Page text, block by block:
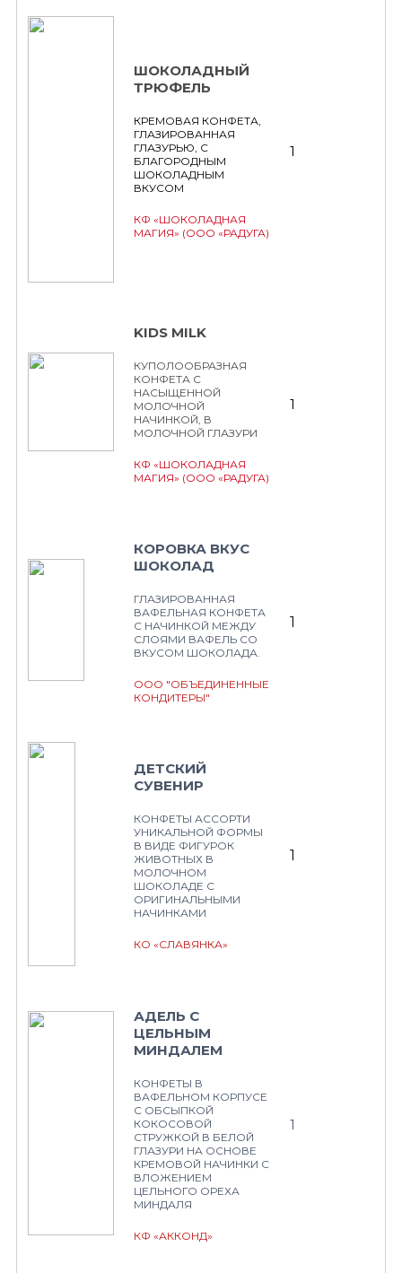
ШОКОЛАДНЫЙ
ТРЮФЕЛЬ
КРЕМОВАЯ КОНФЕТА,
ГЛАЗИРОВАННАЯ
ГЛАЗУРЬЮ, С
БЛАГОРОДНЫМ
ШОКОЛАДНЫМ
ВКУСОМ
КФ «ШОКОЛАДНАЯ
МАГИЯ» (ООО «РАДУГА)
1
KIDS MILK
КУПОЛООБРАЗНАЯ
КОНФЕТА С
НАСЫЩЕННОЙ
МОЛОЧНОЙ
НАЧИНКОЙ, В
МОЛОЧНОЙ ГЛАЗУРИ
КФ «ШОКОЛАДНАЯ
МАГИЯ» (ООО «РАДУГА)
1
КОРОВКА ВКУС
ШОКОЛАД
ГЛАЗИРОВАННАЯ
ВАФЕЛЬНАЯ КОНФЕТА
С НАЧИНКОЙ МЕЖДУ
СЛОЯМИ ВАФЕЛЬ СО
ВКУСОМ ШОКОЛАДА.
ООО "ОБЪЕДИНЕННЫЕ
КОНДИТЕРЫ"
1
ДЕТСКИЙ
СУВЕНИР
КОНФЕТЫ АССОРТИ
УНИКАЛЬНОЙ ФОРМЫ
В ВИДЕ ФИГУРОК
ЖИВОТНЫХ В
МОЛОЧНОМ
ШОКОЛАДЕ С
ОРИГИНАЛЬНЫМИ
НАЧИНКАМИ
КО «СЛАВЯНКА»
1
АДЕЛЬ С
ЦЕЛЬНЫМ
МИНДАЛЕМ
КОНФЕТЫ В
ВАФЕЛЬНОМ КОРПУСЕ
С ОБСЫПКОЙ
КОКОСОВОЙ
СТРУЖКОЙ В БЕЛОЙ
ГЛАЗУРИ НА ОСНОВЕ
КРЕМОВОЙ НАЧИНКИ С
ВЛОЖЕНИЕМ
ЦЕЛЬНОГО ОРЕХА
МИНДАЛЯ
КФ «АККОНД»
1